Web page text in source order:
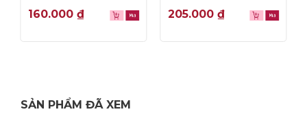
0
out
5
160.000 ₫
0
out
5
205.000 ₫
SẢN PHẨM ĐÃ XEM